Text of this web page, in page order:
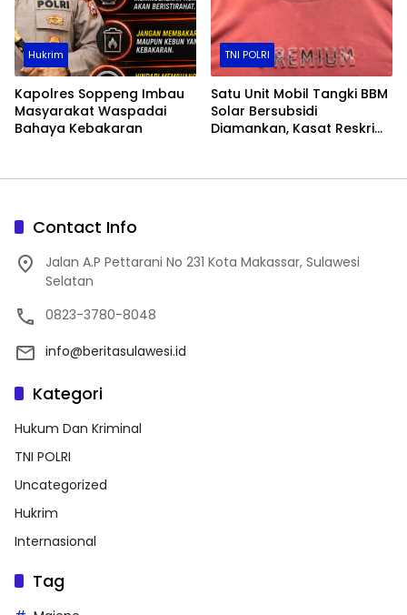
Hukrim
Kapolres Soppeng Imbau
Masyarakat Waspadai
Bahaya Kebakaran
TNI POLRI
Satu Unit Mobil Tangki BBM
Solar Bersubsidi
Diamankan, Kasat Reskrim
Transparan​
Contact Info
Jalan A.P Pettarani No 231 Kota Makassar, Sulawesi
Selatan
0823-3780-8048
info@beritasulawesi.id
Kategori
Hukum Dan Kriminal
TNI POLRI
Uncategorized
Hukrim
Internasional
Tag